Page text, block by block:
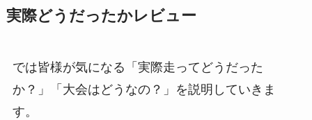
実際どうだったかレビュー
では皆様が気になる「実際走ってどうだった
か？」「大会はどうなの？」を説明していきま
す。